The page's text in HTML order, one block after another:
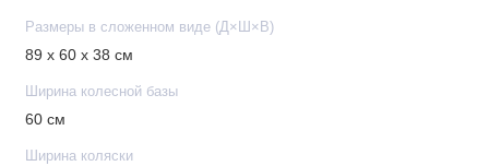
Размеры в сложенном виде (Д×Ш×В)
89 x 60 x 38 см
Ширина колесной базы
60 см
Ширина коляски